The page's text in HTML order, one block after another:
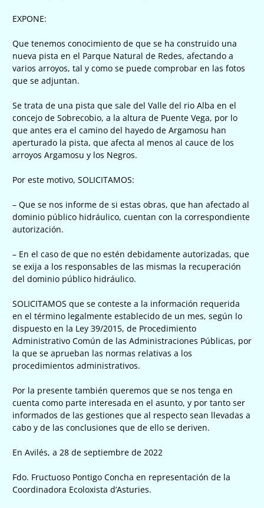
EXPONE:
Que tenemos conocimiento de que se ha construido una
nueva pista en el Parque Natural de Redes, afectando a
varios arroyos, tal y como se puede comprobar en las fotos
que se adjuntan.
Se trata de una pista que sale del Valle del rio Alba en el
concejo de Sobrecobio, a la altura de Puente Vega, por lo
que antes era el camino del hayedo de Argamosu han
aperturado la pista, que afecta al menos al cauce de los
arroyos Argamosu y los Negros.
Por este motivo, SOLICITAMOS:
– Que se nos informe de si estas obras, que han afectado al
dominio público hidráulico, cuentan con la correspondiente
autorización.
– En el caso de que no estén debidamente autorizadas, que
se exija a los responsables de las mismas la recuperación
del dominio público hidráulico.
SOLICITAMOS que se conteste a la información requerida
en el término legalmente establecido de un mes, según lo
dispuesto en la Ley 39/2015, de Procedimiento
Administrativo Común de las Administraciones Públicas, por
la que se aprueban las normas relativas a los
procedimientos administrativos.
Por la presente también queremos que se nos tenga en
cuenta como parte interesada en el asunto, y por tanto ser
informados de las gestiones que al respecto sean llevadas a
cabo y de las conclusiones que de ello se deriven.
En Avilés, a 28 de septiembre de 2022
Fdo. Fructuoso Pontigo Concha en representación de la
Coordinadora Ecoloxista d’Asturies.